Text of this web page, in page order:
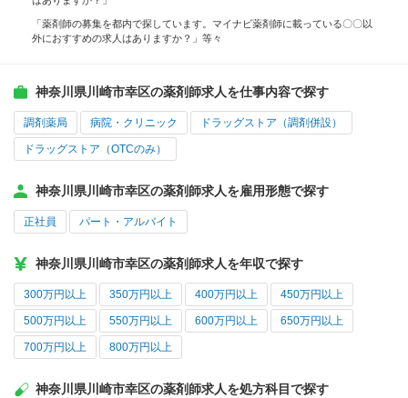
「薬剤師の募集を都内で探しています。マイナビ薬剤師に載っている〇〇以
外におすすめの求人はありますか？」等々
神奈川県川崎市幸区の薬剤師求人を仕事内容で探す
調剤薬局 病院・クリニック ドラッグストア（調剤併設）
ドラッグストア（OTCのみ）
神奈川県川崎市幸区の薬剤師求人を雇用形態で探す
正社員 パート・アルバイト
神奈川県川崎市幸区の薬剤師求人を年収で探す
300万円以上 350万円以上 400万円以上 450万円以上
500万円以上 550万円以上 600万円以上 650万円以上
700万円以上 800万円以上
神奈川県川崎市幸区の薬剤師求人を処方科目で探す